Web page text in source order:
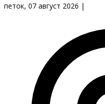
петок, 07 август 2026 |